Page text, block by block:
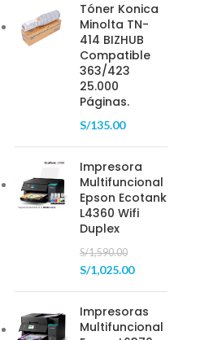
Tóner Konica
Minolta TN-
414 BIZHUB
Compatible
363/423
25.000
Páginas.
S/135.00
Impresora
Multifuncional
Epson Ecotank
L4360 Wifi
Duplex
S/1,590.00
S/1,025.00
Impresoras
Multifuncional